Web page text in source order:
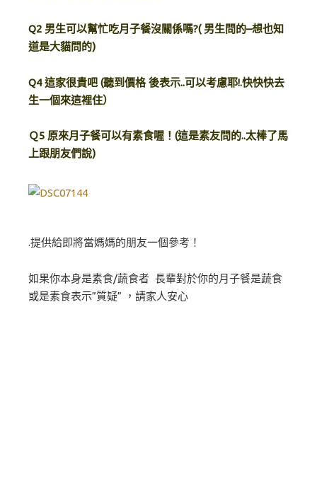
Q2 男生可以幫忙吃月子餐沒關係嗎?( 男生問的–想也知
道是大貓問的)
Q4 這家很貴吧 (聽到價格 後表示..可以考慮耶!.快快快去
生一個來這裡住）
Ｑ5 原來月子餐可以有素食喔！(這是素友問的..太棒了馬
上跟朋友們說)
.提供給即將當媽媽的朋友一個參考！
如果你本身是素食/蔬食者 長輩對於你的月子餐是蔬食
或是素食表示”質疑” ，請家人安心